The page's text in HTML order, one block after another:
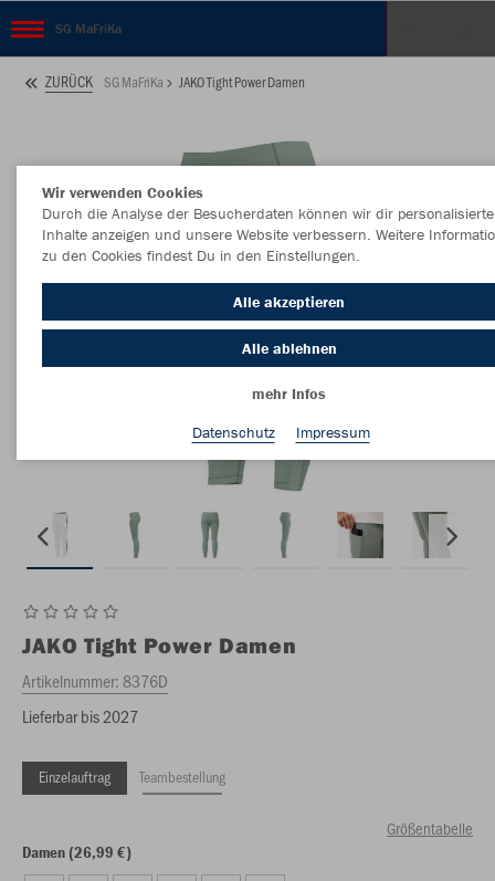
SG MaFriKa
ZURÜCK SG MaFriKa JAKO Tight Power Damen
JAKO Tight Power Damen
Artikelnummer:8376D
Lieferbar bis 2027
Einzelauftrag Teambestellung
Größentabelle
Damen (26,99 €)
Wir verwenden Cookies
Durch die Analyse der Besucherdaten können wir dir personalisierte
Inhalte anzeigen und unsere Website verbessern. Weitere
zu den Cookies findest Du in den Einstellungen.
Alle akzeptieren
Alle ablehnen
mehr Infos
Datenschutz
Impressum